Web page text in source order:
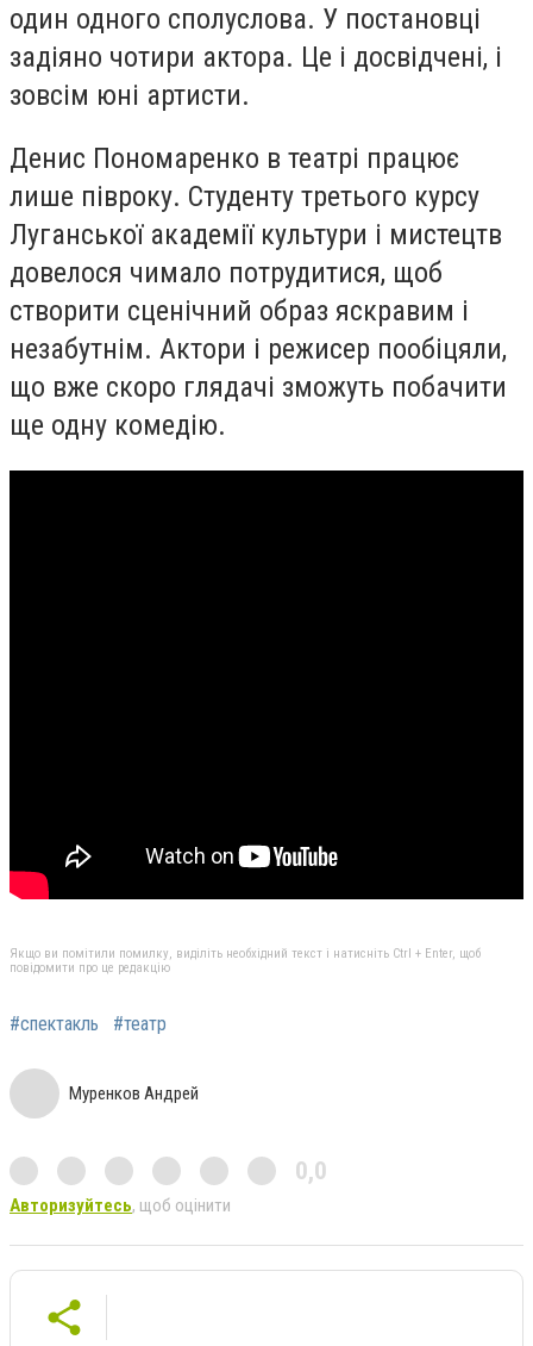
один одного сполуслова. У постановці
задіяно чотири актора. Це і досвідчені, і
зовсім юні артисти.
Денис Пономаренко в театрі працює
лише півроку. Студенту третього курсу
Луганської академії культури і мистецтв
довелося чимало потрудитися, щоб
створити сценічний образ яскравим і
незабутнім. Актори і режисер пообіцяли,
що вже скоро глядачі зможуть побачити
ще одну комедію.
Якщо ви помітили помилку, виділіть необхідний текст і натисніть Ctrl + Enter, щоб
повідомити про це редакцію
#спектакль #театр
Муренков Андрей
0,0
Авторизуйтесь, щоб оцінити